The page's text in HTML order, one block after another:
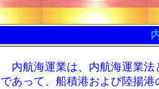
内航海運業は、内航海運業
であって、船積港および陸揚